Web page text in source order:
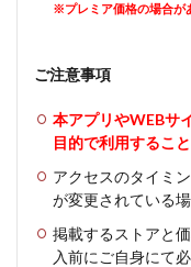
※プレミア価格の場合が
ご注意事項
本アプリやWEBサ
目的で利用するこ
アクセスのタイミ
が変更されている
掲載するストアと
入前にご自身にて